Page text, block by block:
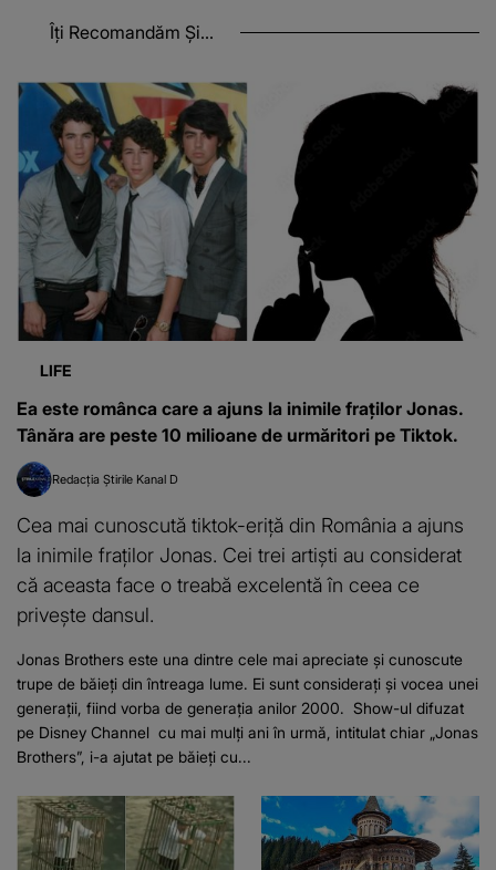
Îți Recomandăm Și...
LIFE
Ea este românca care a ajuns la inimile fraților Jonas.
Tânăra are peste 10 milioane de urmăritori pe Tiktok.
Redacția Știrile Kanal D
Cea mai cunoscută tiktok-eriță din România a ajuns
la inimile fraților Jonas. Cei trei artiști au considerat
că aceasta face o treabă excelentă în ceea ce
privește dansul.
Jonas Brothers este una dintre cele mai apreciate și cunoscute
trupe de băieți din întreaga lume. Ei sunt considerați și vocea unei
generații, fiind vorba de generația anilor 2000. Show-ul difuzat
pe Disney Channel cu mai mulți ani în urmă, intitulat chiar „Jonas
Brothers”, i-a ajutat pe băieți cu...